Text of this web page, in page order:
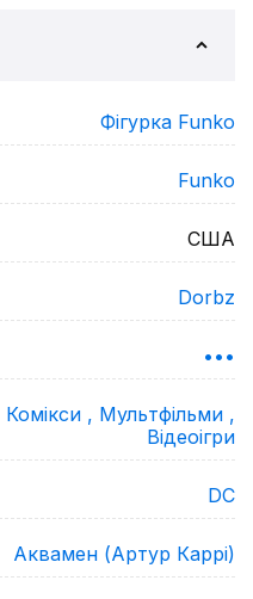
Фігурка Funko
Funko
США
Dorbz
•••
Комікси , Мультфільми ,
Відеоігри
DC
Аквамен (Артур Каррі)